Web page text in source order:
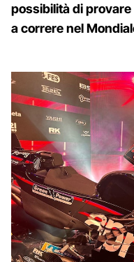
possibilità di provare
a correre nel